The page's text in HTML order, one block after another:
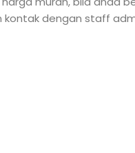
kontak dengan staff